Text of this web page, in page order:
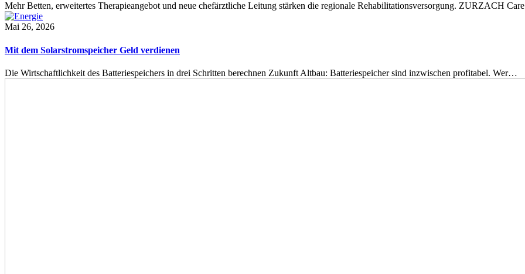
Mehr Betten, erweitertes Therapieangebot und neue chefärztliche Leitung stärken die regionale Rehabilitationsversorgung. ZURZACH
Mai 26, 2026
Mit dem Solarstromspeicher Geld verdienen
Die Wirtschaftlichkeit des Batteriespeichers in drei Schritten berechnen Zukunft Altbau: Batteriespeicher sind inzwischen profitabel. Wer…